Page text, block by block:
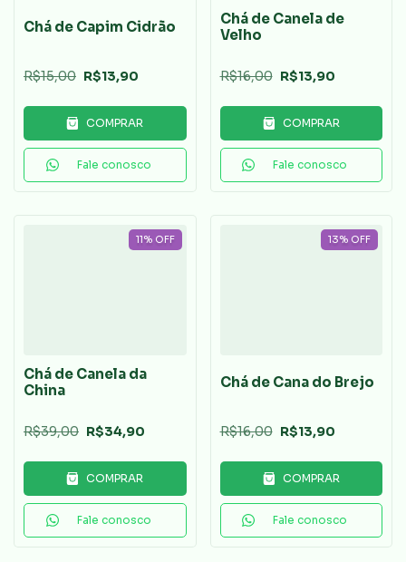
Chá de Capim Cidrão
R$15,00 R$13,90
COMPRAR
Fale conosco
Chá de Canela de
Velho
R$16,00 R$13,90
COMPRAR
Fale conosco
11% OFF
Chá de Canela da
China
R$39,00 R$34,90
COMPRAR
Fale conosco
13% OFF
Chá de Cana do Brejo
R$16,00 R$13,90
COMPRAR
Fale conosco